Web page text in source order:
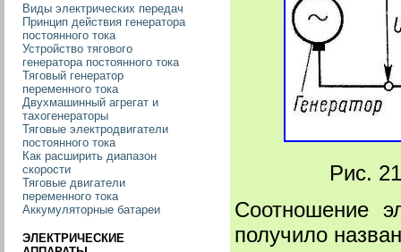
Рис.
Соотношение
получило
Виды электрических передач
Принцип действия генератора
постоянного тока
Устройство тягового
генератора постоянного тока
Тяговый генератор
переменного тока
Двухмашинный агрегат и
тахогенераторы
Тяговые электродвигатели
постоянного тока
Как расширить диапазон
скорости
Тяговые двигатели
переменного тока
Аккумуляторные батареи
ЭЛЕКТРИЧЕСКИЕ